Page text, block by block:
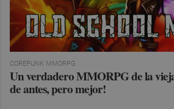
COREPUNK MMORPG
Un verdadero MMORPG de la
de antes, pero mejor!